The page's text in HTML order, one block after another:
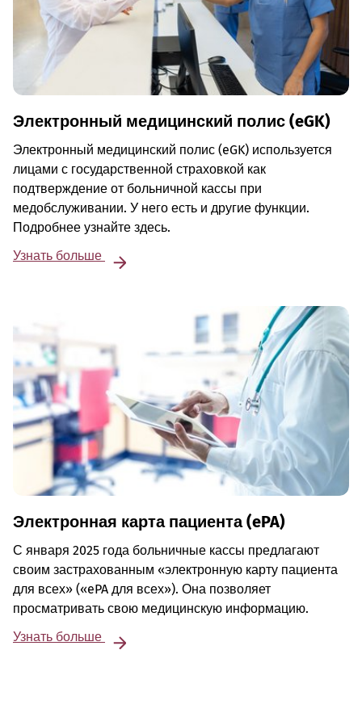
Электронный медицинский полис (eGK)
Электронный медицинский полис (eGK) используется
лицами с государственной страховкой как
подтверждение от больничной кассы при
медобслуживании. У него есть и другие функции.
Подробнее узнайте здесь.
Узнать больше
Электронная карта пациента (ePA)
С января 2025 года больничные кассы предлагают
своим застрахованным «электронную карту пациента
для всех» («ePA для всех»). Она позволяет
просматривать свою медицинскую информацию.
Узнать больше